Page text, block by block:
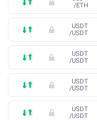
/ETH
USDT
/USDT
USDT
/USDT
USDT
/USDT
USDT
/USDT